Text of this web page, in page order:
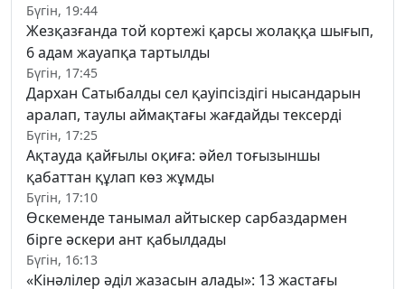
Бүгін, 19:44
Жезқазғанда той кортежі қарсы жолаққа шығып,
6 адам жауапқа тартылды
Бүгін, 17:45
Дархан Сатыбалды сел қауіпсіздігі нысандарын
аралап, таулы аймақтағы жағдайды тексерді
Бүгін, 17:25
Ақтауда қайғылы оқиға: әйел тоғызыншы
қабаттан құлап көз жұмды
Бүгін, 17:10
Өскеменде танымал айтыскер сарбаздармен
бірге әскери ант қабылдады
Бүгін, 16:13
«Кінәлілер әділ жазасын алады»: 13 жастағы